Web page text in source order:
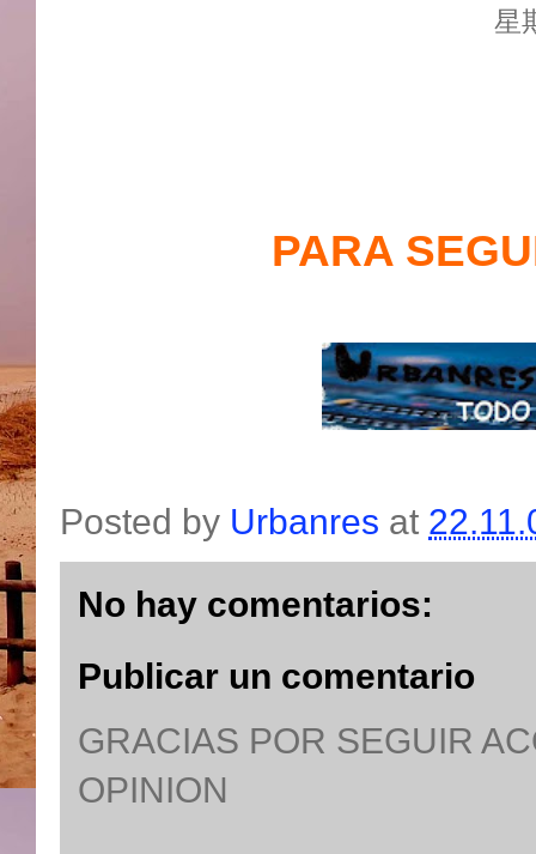
星
PARA
Posted by Urbanres at
No hay comentarios:
Publicar un comentario
GRACIAS POR SEGUIR
OPINION